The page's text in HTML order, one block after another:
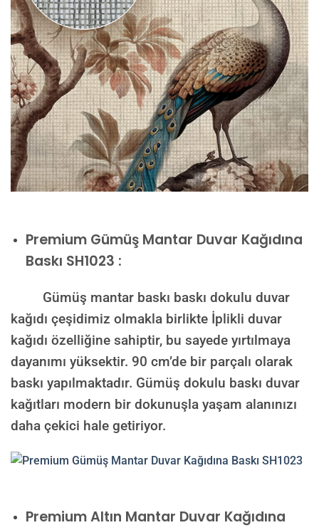
Premium Gümüş Mantar Duvar Kağıdına
Baskı SH1023 :
Gümüş mantar baskı baskı dokulu duvar
kağıdı çeşidimiz olmakla birlikte İplikli duvar
kağıdı özelliğine sahiptir, bu sayede yırtılmaya
dayanımı yüksektir. 90 cm’de bir parçalı olarak
baskı yapılmaktadır. Gümüş dokulu baskı duvar
kağıtları modern bir dokunuşla yaşam alanınızı
daha çekici hale getiriyor.
PremiumAltın Mantar Duvar Kağıdına